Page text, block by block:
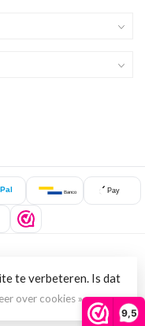
9,5
Pal Bancontact Pay
te verbeteren. Is dat
over cookies »